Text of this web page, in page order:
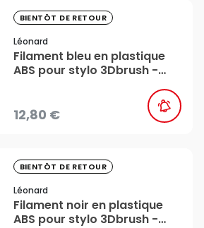
BIENTÔT DE RETOUR
Léonard
Filament bleu en plastique
ABS pour stylo 3Dbrush -
12,80 €
BIENTÔT DE RETOUR
Léonard
Filament noir en plastique
ABS pour stylo 3Dbrush -